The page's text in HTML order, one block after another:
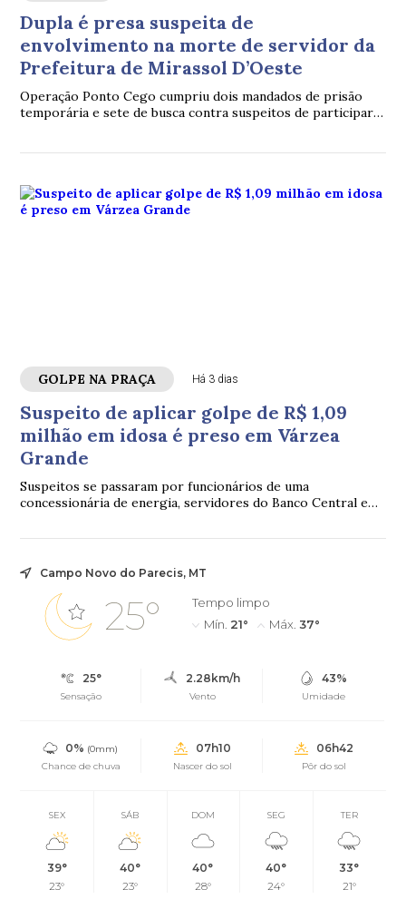
Dupla é presa suspeita de
envolvimento na morte de servidor da
Prefeitura de Mirassol D’Oeste
Operação Ponto Cego cumpriu dois mandados de prisão
temporária e sete de busca contra suspeitos de participar
GOLPE NA PRAÇA Há 3 dias
Suspeito de aplicar golpe de R$ 1,09
milhão em idosa é preso em Várzea
Grande
Suspeitos se passaram por funcionários de uma
concessionária de energia, servidores do Banco Central e
dinheiro.
Campo Novo do Parecis, MT
25°
Tempo limpo
Mín. 21° Máx. 37°
25°
Sensação
2.28km/h
Vento
43%
Umidade
0% (0mm)
Chance de chuva
07h10
Nascer do sol
06h42
Pôr do sol
SEX
39°
23°
SÁB
40°
23°
DOM
40°
28°
SEG
40°
24°
TER
33°
21°